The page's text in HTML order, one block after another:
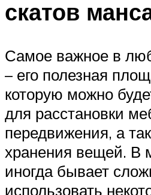
скатов
Самое важное в
– его полезная
которую можно
для расстановки
передвижения, а
хранения вещей. В
иногда бывает
использовать